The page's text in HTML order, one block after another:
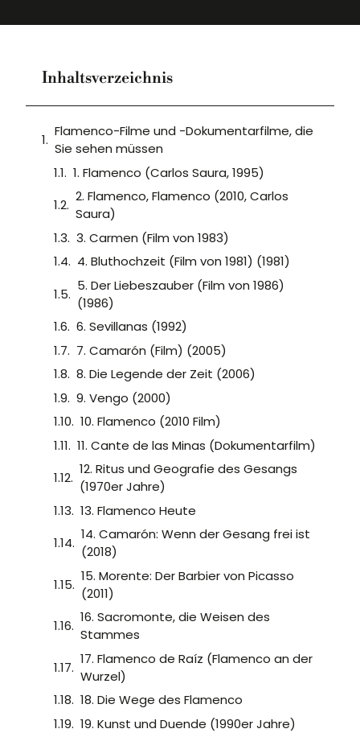
Inhaltsverzeichnis
Flamenco-Filme und -Dokumentarfilme, die
Sie sehen müssen
1. Flamenco (Carlos Saura, 1995)
2. Flamenco, Flamenco (2010, Carlos
Saura)
3. Carmen (Film von 1983)
4. Bluthochzeit (Film von 1981) (1981)
5. Der Liebeszauber (Film von 1986)
(1986)
6. Sevillanas (1992)
7. Camarón (Film) (2005)
8. Die Legende der Zeit (2006)
9. Vengo (2000)
10. Flamenco (2010 Film)
11. Cante de las Minas (Dokumentarfilm)
12. Ritus und Geografie des Gesangs
(1970er Jahre)
13. Flamenco Heute
14. Camarón: Wenn der Gesang frei ist
(2018)
15. Morente: Der Barbier von Picasso
(2011)
16. Sacromonte, die Weisen des
Stammes
17. Flamenco de Raíz (Flamenco an der
Wurzel)
18. Die Wege des Flamenco
19. Kunst und Duende (1990er Jahre)